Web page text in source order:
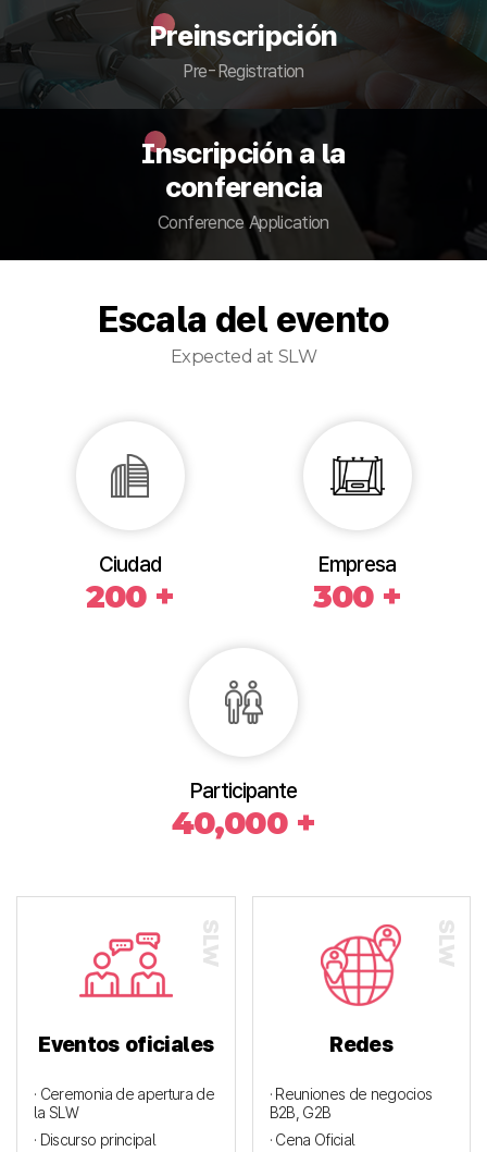
Preinscripción
Pre-Registration
Inscripción a la
conferencia
Conference Application
Escala del evento
Expected at SLW
Ciudad
200 +
Empresa
300 +
Participante
40,000 +
Eventos oficiales
· Ceremonia de apertura de
la SLW
· Discurso principal
Redes
· Reuniones de negocios
B2B, G2B
· Cena Oficial